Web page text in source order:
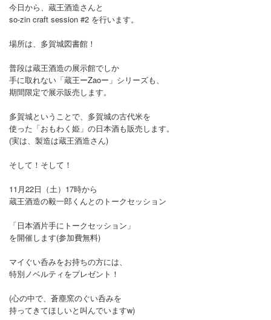
今日から、蔵王酒造さんと
so-zin craft session #2 を行います。
場所は、多賀城図書館！
普段は蔵王酒造の展示館でしか
手に取れない「蔵王ーZaoー」シリーズも、
期間限定で展示販売します。
多賀城ということで、多賀城の古代米を
使った「おもわく姫」の日本酒も販売します。
(実は、製造は蔵王酒造さん)
そして！そして！
11月22日（土）17時から
蔵王酒造の毅一郎くんとのトークセッション
「日本酒片手にトークセッション」
を開催します(参加費無料)
マイぐい呑みをお持ちの方には、
特別ノベルティをプレゼント！
(心の中で、蒼塵窯のぐい呑みを
持ってきてほしいと叫んでいますw)